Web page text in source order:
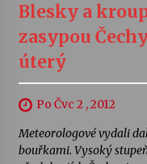
Blesky a
zasypou
úterý
Po Čvc 2 , 2012
Meteorologové vydali
bouřkami. Vysoký